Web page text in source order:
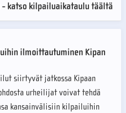
katso kilpailuaikataulu täältä
ilmoittautuminen Kipan
siirtyvät jatkossa Kipaan
urheilijat voivat tehdä
kansainvälisiin kilpailuihin